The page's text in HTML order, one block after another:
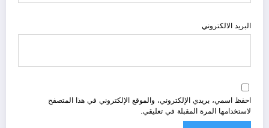
البريد الالكتروني
احفظ اسمي، بريدي الإلكتروني، والموقع الإلكتروني في هذا المتصفح
لاستخدامها المرة المقبلة في تعليقي.